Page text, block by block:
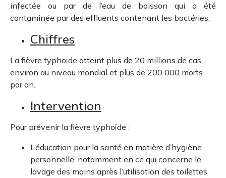
infectée ou par de l’eau de boisson qui a été
contaminée par des effluents contenant les bactéries.
Chiffres
La fièvre typhoïde atteint plus de 20 millions de cas
environ au niveau mondial et plus de 200 000 morts
par an.
Intervention
Pour prévenir la fièvre typhoïde :
L’éducation pour la santé en matière d’hygiène
personnelle, notamment en ce qui concerne le
lavage des mains après l’utilisation des toilettes